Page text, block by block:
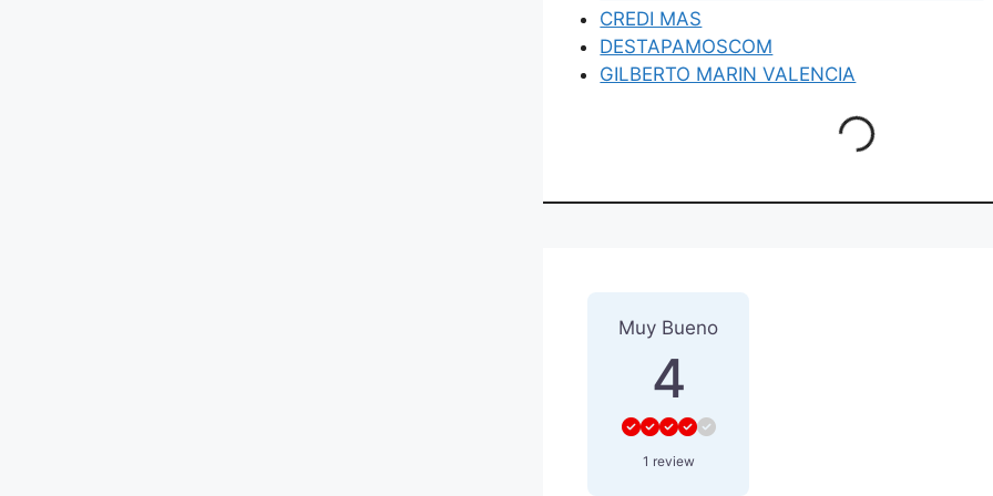
CREDI MAS
DESTAPAMOSCOM
GILBERTO MARIN VALENCIA
Loading...
Muy Bueno
4
1 review